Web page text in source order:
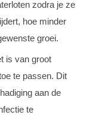
zodra je ze
hoe minder
groei.
is van groot
te passen. Dit
aan de
te